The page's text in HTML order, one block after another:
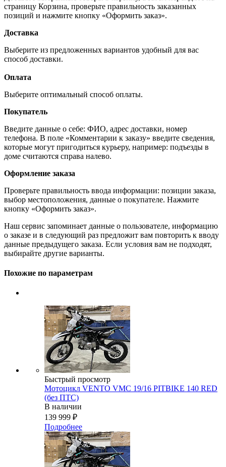
страницу Корзина, проверьте правильность заказанных
позиций и нажмите кнопку «Оформить заказ».
Доставка
Выберите из предложенных вариантов удобный для вас
способ доставки.
Оплата
Выберите оптимальный способ оплаты.
Покупатель
Введите данные о себе: ФИО, адрес доставки, номер
телефона. В поле «Комментарии к заказу» введите сведения,
которые могут пригодиться курьеру, например: подъезды в
доме считаются справа налево.
Оформление заказа
Проверьте правильность ввода информации: позиции заказа,
выбор местоположения, данные о покупателе. Нажмите
кнопку «Оформить заказ».
Наш сервис запоминает данные о пользователе, информацию
о заказе и в следующий раз предложит вам повторить к вводу
данные предыдущего заказа. Если условия вам не подходят,
выбирайте другие варианты.
Похожие по параметрам
Быстрый просмотр
Мотоцикл VENTO VMC 19/16 PITBIKE 140 RED
(без ПТС)
В наличии
139 999 ₽
Подробнее